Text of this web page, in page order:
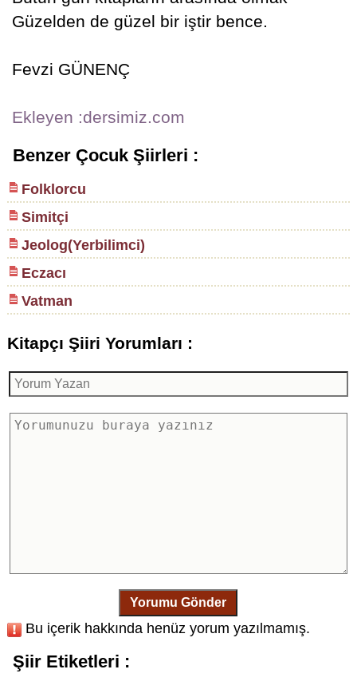
Güzelden de güzel bir iştir bence.
Fevzi GÜNENÇ
Ekleyen :dersimiz.com
Benzer Çocuk Şiirleri :
Folklorcu
Simitçi
Jeolog(Yerbilimci)
Eczacı
Vatman
Kitapçı Şiiri Yorumları :
Yorumu Gönder
Bu içerik hakkında henüz yorum yazılmamış.
Şiir Etiketleri :